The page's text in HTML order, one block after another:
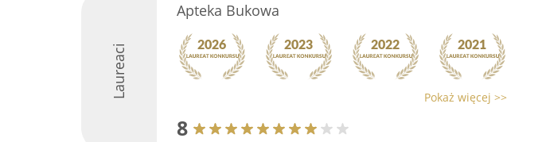
Laureaci
Apteka Bukowa
Pokaż więcej >>
8